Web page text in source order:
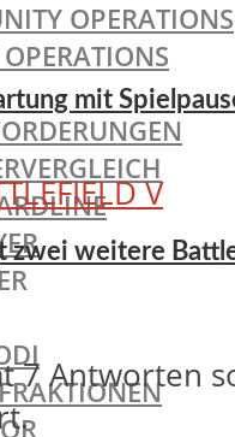
OPERATIONS
mit
V
zwei weitere
7 Antworten